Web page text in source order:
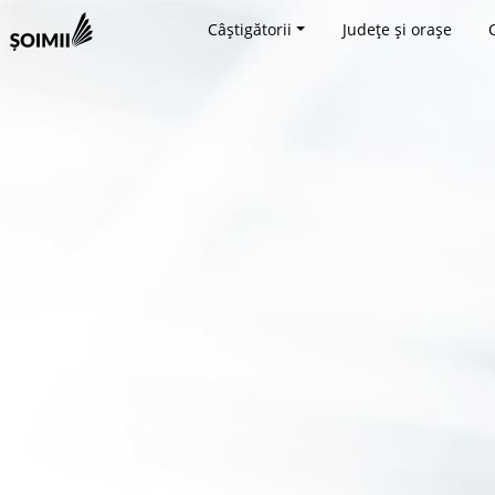
Câștigătorii Județe și orașe